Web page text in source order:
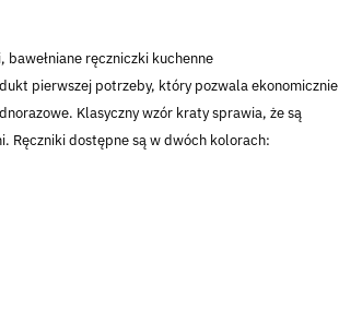
bawełniane ręczniczki kuchenne
pierwszej potrzeby, który pozwala ekonomicznie
Klasyczny wzór kraty sprawia, że są
Ręczniki dostępne są w dwóch kolorach: